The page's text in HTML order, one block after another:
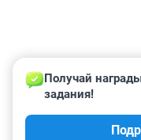
Получай
задания!